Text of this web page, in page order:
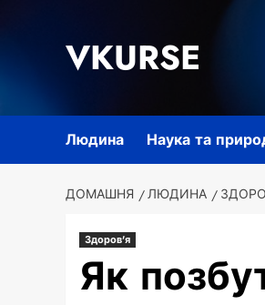
VKURSE
Людина Наука та
ДОМАШНЯ ЛЮДИНА
Здоров'я
Як